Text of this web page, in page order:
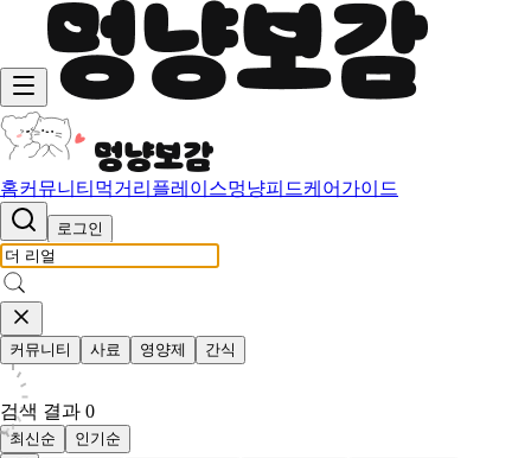
홈커뮤니티 먹거리 플레이스멍냥피드케어가이드
로그인
커뮤니티 사료 영양제 간식
검색 결과 0
최신순
인기순